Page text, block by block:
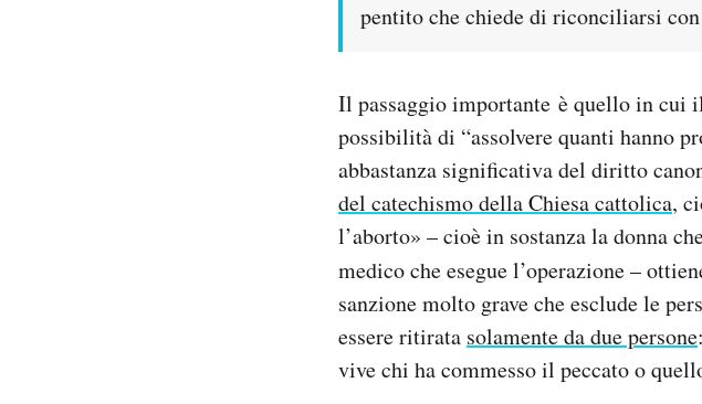
pentito che chiede di riconciliarsi
Il passaggio importante è quello in cui
possibilità di “assolvere quanti hanno
abbastanza significativa del diritto
del catechismo della Chiesa cattolica,
l’aborto» – cioè in sostanza la donna
medico che esegue l’operazione –
sanzione molto grave che esclude le
essere ritirata solamente da due persone
vive chi ha commesso il peccato o